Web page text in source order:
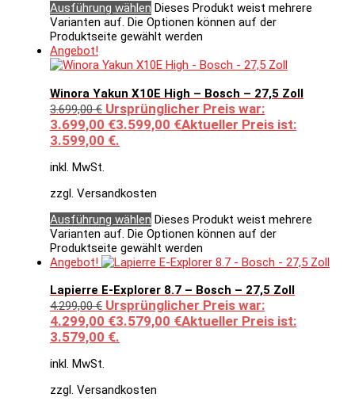
Ausführung wählen Dieses Produkt weist mehrere
Varianten auf. Die Optionen können auf der
Produktseite gewählt werden
Angebot!
Winora Yakun X10E High – Bosch – 27,5 Zoll
3.699,00€ Ursprünglicher Preis war:
3.699,00 €3.599,00 €Aktueller Preis ist:
3.599,00 €.
inkl. MwSt.
zzgl. Versandkosten
Ausführung wählen Dieses Produkt weist mehrere
Varianten auf. Die Optionen können auf der
Produktseite gewählt werden
Angebot!
Lapierre E-Explorer 8.7 – Bosch – 27,5 Zoll
4.299,00€ Ursprünglicher Preis war:
4.299,00 €3.579,00 €Aktueller Preis ist:
3.579,00 €.
inkl. MwSt.
zzgl. Versandkosten